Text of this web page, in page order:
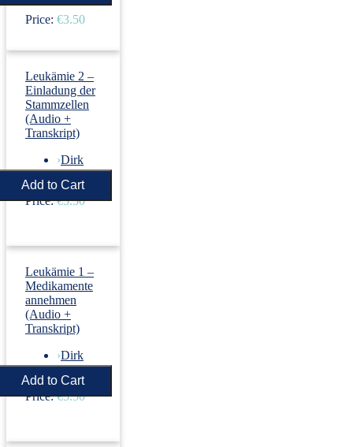
Price: €3.50
Leukämie 2 –
Einladung der
Stammzellen
(Audio +
Transkript)
›Dirk
Revenstorf
Price: €5.50
Leukämie 1 –
Medikamente
annehmen
(Audio +
Transkript)
›Dirk
Revenstorf
Price: €5.50